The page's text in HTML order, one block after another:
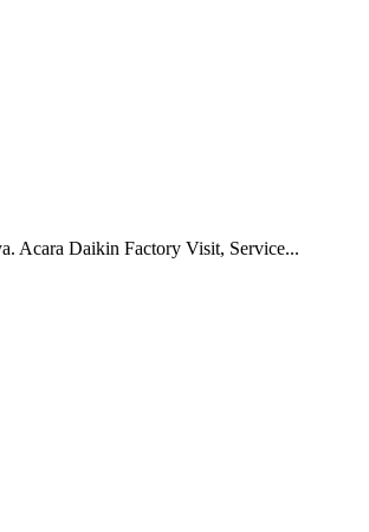
Acara Daikin Factory Visit, Service...